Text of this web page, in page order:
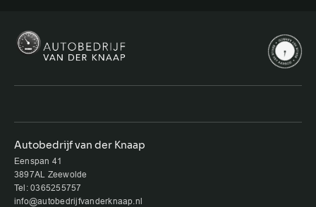
Autobedrijf van der Knaap
Eenspan 41
3897AL Zeewolde
Tel: 0365255757
info@autobedrijfvanderknaap.nl